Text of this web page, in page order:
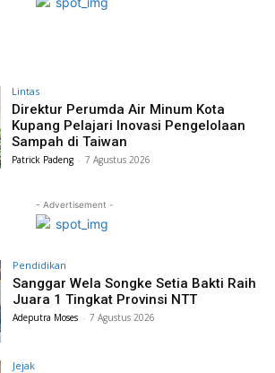
Lintas
Direktur Perumda Air Minum Kota
Kupang Pelajari Inovasi Pengelolaan
Sampah di Taiwan
Patrick Padeng - 7 Agustus 2026
- Advertisement -
Pendidikan
Sanggar Wela Songke Setia Bakti Raih
Juara 1 Tingkat Provinsi NTT
Adeputra Moses - 7 Agustus 2026
Jejak